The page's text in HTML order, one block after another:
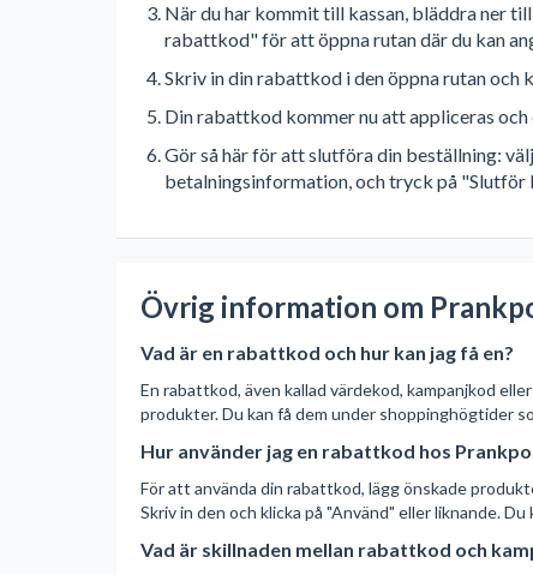
När du har kommit till kassan, bläddra ner
rabattkod" för att öppna rutan där du kan
Skriv in din rabattkod i den öppna rutan och
Din rabattkod kommer nu att appliceras
Gör så här för att slutföra din beställning:
betalningsinformation, och tryck på
Övrig information om
Vad är en rabattkod och hur kan jag få en?
En rabattkod, även kallad värdekod, kampanjkod
produkter. Du kan få dem under shoppinghögtider
Hur använder jag en rabattkod hos
För att använda din rabattkod, lägg önskade
Skriv in den och klicka på "Använd" eller liknande.
Vad är skillnaden mellan rabattkod och